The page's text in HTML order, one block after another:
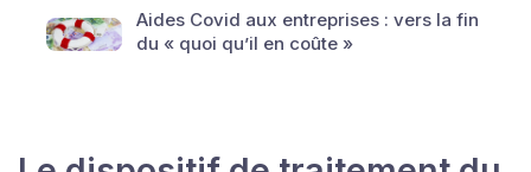
Aides Covid aux entreprises : vers la fin
du « quoi qu’il en coûte »